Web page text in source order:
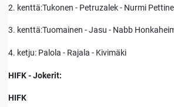
2. kenttä:Tukonen - Petruzalek - Nurmi
3. kenttä:Tuomainen - Jasu - Nabb
4. ketju: Palola - Rajala - Kivimäki
HIFK - Jokerit:
HIFK